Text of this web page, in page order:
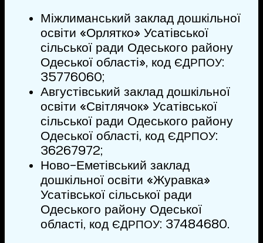
Міжлиманський заклад дошкільної
освіти «Орлятко» Усатівської
сільської ради Одеського району
Одеської області», код ЄДРПОУ:
35776060;
Августівський заклад дошкільної
освіти «Світлячок» Усатівської
сільської ради Одеського району
Одеської області, код ЄДРПОУ:
36267972;
Ново-Еметівський заклад
дошкільної освіти «Журавка»
Усатівської сільської ради
Одеського району Одеської
області, код ЄДРПОУ: 37484680.